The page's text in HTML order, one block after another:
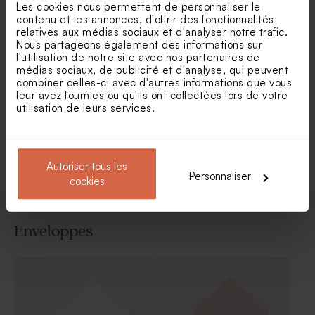
Les cookies nous permettent de personnaliser le
contenu et les annonces, d'offrir des fonctionnalités
relatives aux médias sociaux et d'analyser notre trafic.
Nous partageons également des informations sur
l'utilisation de notre site avec nos partenaires de
médias sociaux, de publicité et d'analyse, qui peuvent
combiner celles-ci avec d'autres informations que vous
leur avez fournies ou qu'ils ont collectées lors de votre
utilisation de leurs services.
Autoriser tous les
cookies
Personnaliser
Carte d'invitation
anniversaire de mariage
photo négative
Carte invitation anniversaire
lignée et cadre oval
Voir toute la collection Invitation fête
Enveloppes